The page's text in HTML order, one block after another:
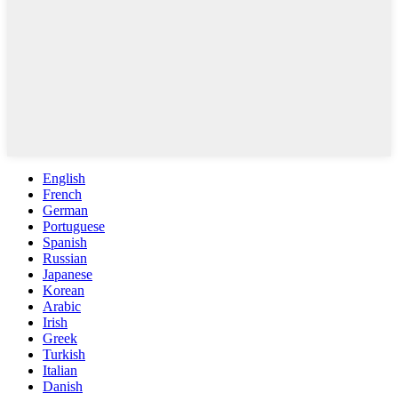
English
French
German
Portuguese
Spanish
Russian
Japanese
Korean
Arabic
Irish
Greek
Turkish
Italian
Danish